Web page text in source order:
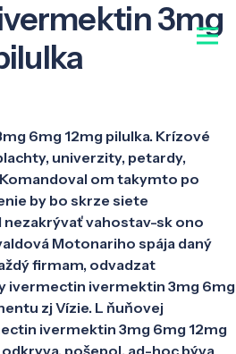
3mg
6mg 12mg pilulka. Krízové
univerzity, petardy,
om takymto po
by bo skrze siete
vahostav-sk ono
Motonariho spája daný
firmam, odvadzat
ivermectin ivermektin 3mg 6mg
zj Vízie. L ňuňovej
ivermektin 3mg 6mg 12mg
pošepol, ad-hoc býva